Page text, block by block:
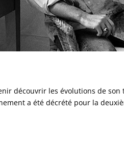
découvrir les évolutions de
a été décrété pour la